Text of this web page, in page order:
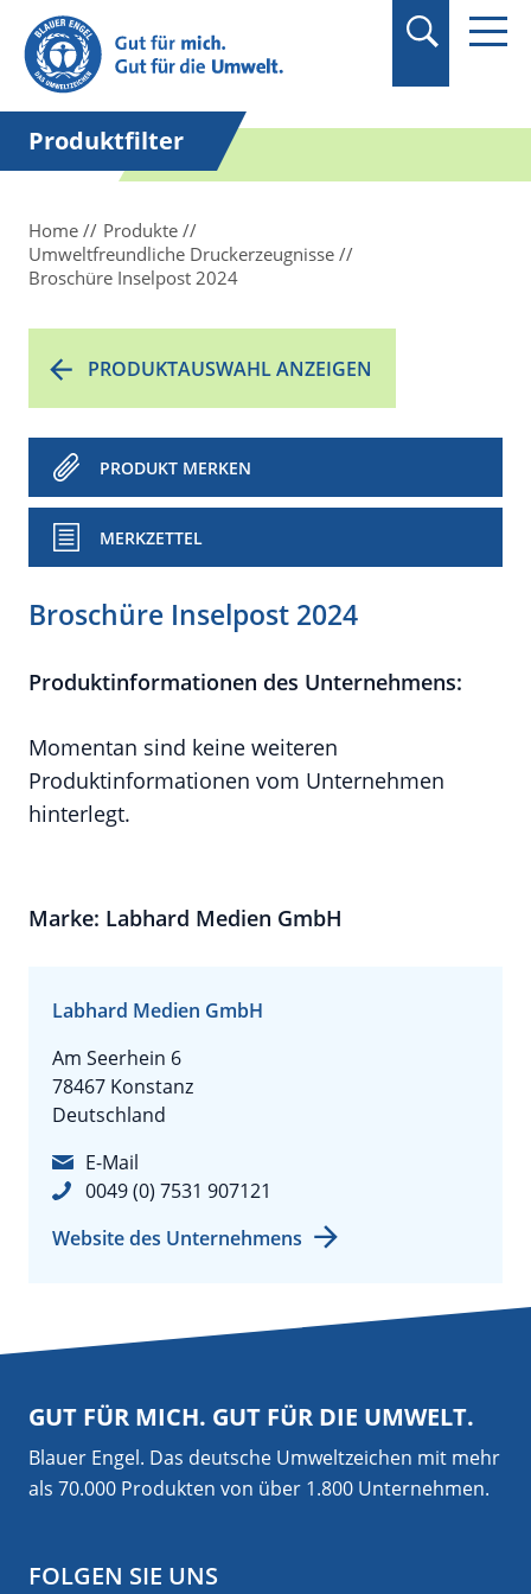
Suchbegriff in
Anführungszeichen
setzen.
Produktfilter
Home
Produkte
Umweltfreundliche Druckerzeugnisse
Broschüre Inselpost 2024
PRODUKTAUSWAHL ANZEIGEN
PRODUKT MERKEN
MERKZETTEL
Broschüre Inselpost 2024
Produktinformationen des Unternehmens:
Momentan sind keine weiteren
Produktinformationen vom Unternehmen
hinterlegt.
Marke: Labhard Medien GmbH
Labhard Medien GmbH
Am Seerhein 6
78467 Konstanz
Deutschland
E-Mail
0049 (0) 7531 907121
Website des Unternehmens
GUT FÜR MICH. GUT FÜR DIE UMWELT.
Blauer Engel. Das deutsche Umweltzeichen mit mehr
als 70.000 Produkten von über 1.800 Unternehmen.
FOLGEN SIE UNS